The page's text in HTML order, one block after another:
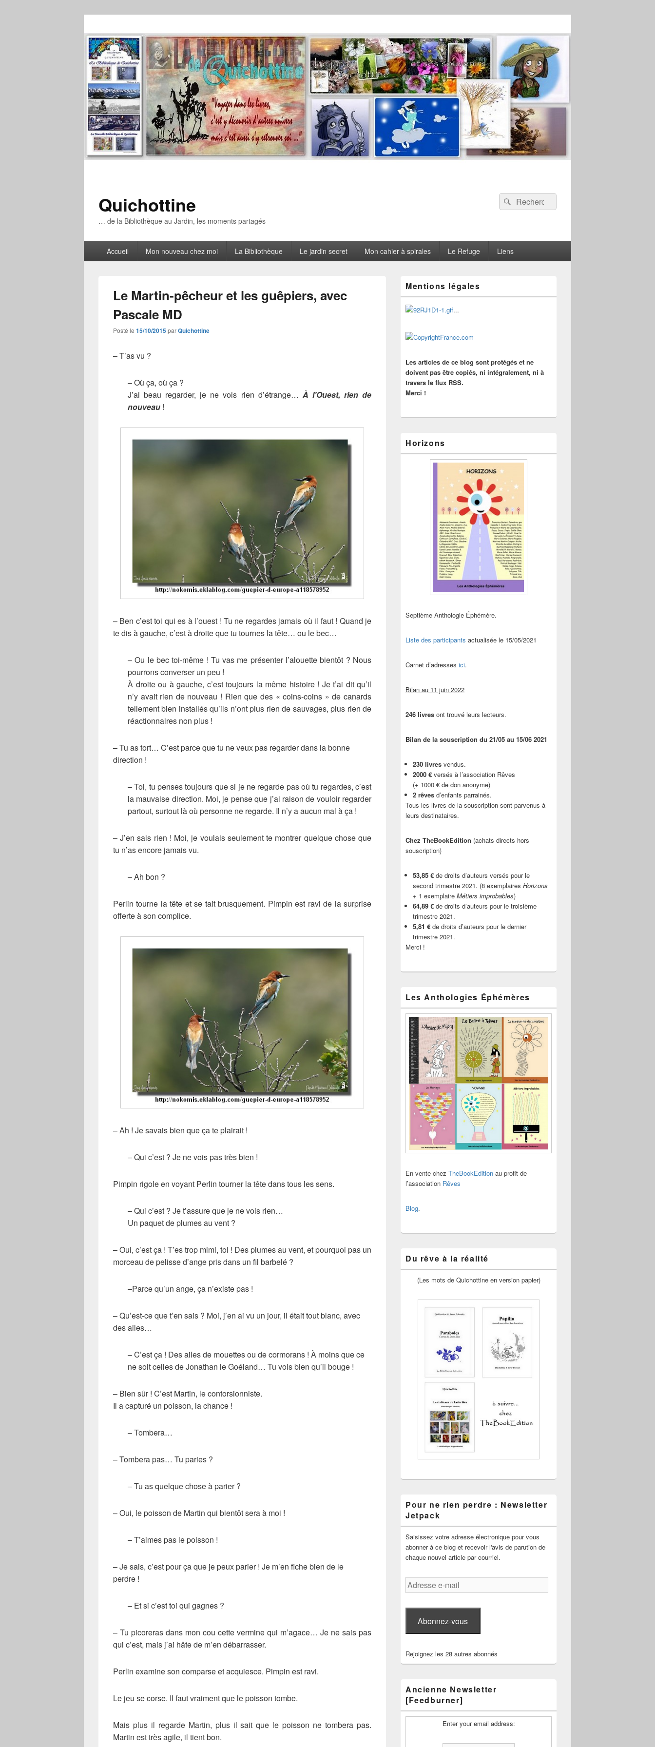
Quichottine
… de la Bibliothèque au Jardin, les moments partagés
Recherche :
Rechercher
principalAccueil Mon nouveau chez moi La Bibliothèque Le jardin secret Mon cahier à spirales Le Refuge Liens
Le Martin-pêcheur et les guêpiers, avec
Pascale MD
Posté le 15/10/2015parQuichottine
– T’as vu ?
– Où ça, où ça ?
J’ai beau regarder, je ne vois rien d’étrange… À l’Ouest, rien de
nouveau !
– Ben c’est toi qui es à l’ouest ! Tu ne regardes jamais où il faut ! Quand je
te dis à gauche, c’est à droite que tu tournes la tête… ou le bec…
– Ou le bec toi-même ! Tu vas me présenter l’alouette bientôt ? Nous
pourrons converser un peu !
À droite ou à gauche, c’est toujours la même histoire ! Je t’ai dit qu’il
n’y avait rien de nouveau ! Rien que des « coins-coins » de canards
tellement bien installés qu’ils n’ont plus rien de sauvages, plus rien de
réactionnaires non plus !
– Tu as tort… C’est parce que tu ne veux pas regarder dans la bonne
direction !
– Toi, tu penses toujours que si je ne regarde pas où tu regardes, c’est
la mauvaise direction. Moi, je pense que j’ai raison de vouloir regarder
partout, surtout là où personne ne regarde. Il n’y a aucun mal à ça !
– J’en sais rien ! Moi, je voulais seulement te montrer quelque chose que
tu n’as encore jamais vu.
– Ah bon ?
Perlin tourne la tête et se tait brusquement. Pimpin est ravi de la surprise
offerte à son complice.
– Ah ! Je savais bien que ça te plairait !
– Qui c’est ? Je ne vois pas très bien !
Pimpin rigole en voyant Perlin tourner la tête dans tous les sens.
– Qui c’est ? Je t’assure que je ne vois rien…
Un paquet de plumes au vent ?
– Oui, c’est ça ! T’es trop mimi, toi ! Des plumes au vent, et pourquoi pas un
morceau de pelisse d’ange pris dans un fil barbelé ?
–Parce qu’un ange, ça n’existe pas !
– Qu’est-ce que t’en sais ? Moi, j’en ai vu un jour, il était tout blanc, avec
des ailes…
– C’est ça ! Des ailes de mouettes ou de cormorans ! À moins que ce
ne soit celles de Jonathan le Goéland… Tu vois bien qu’il bouge !
– Bien sûr ! C’est Martin, le contorsionniste.
Il a capturé un poisson, la chance !
– Tombera…
– Tombera pas… Tu paries ?
– Tu as quelque chose à parier ?
– Oui, le poisson de Martin qui bientôt sera à moi !
– T’aimes pas le poisson !
– Je sais, c’est pour ça que je peux parier ! Je m’en fiche bien de le
perdre !
– Et si c’est toi qui gagnes ?
– Tu picoreras dans mon cou cette vermine qui m’agace… Je ne sais pas
qui c’est, mais j’ai hâte de m’en débarrasser.
Perlin examine son comparse et acquiesce. Pimpin est ravi.
Le jeu se corse. Il faut vraiment que le poisson tombe.
Mais plus il regarde Martin, plus il sait que le poisson ne tombera pas.
Martin est très agile, il tient bon.
principale
de
widget
pour
barre
latérale
Mentions légales
...
Les articles de ce blog sont protégés et ne
doivent pas être copiés, ni intégralement, ni à
travers le flux RSS.
Merci !
Horizons
Septième Anthologie Éphémère.
Liste des participants actualisée le 15/05/2021
Carnet d’adresses ici.
Bilan au 11 juin 2022
246 livres ont trouvé leurs lecteurs.
Bilan de la souscription du 21/05 au 15/06 2021
230 livres vendus.
2000 € versés à l’association Rêves
(+ 1000 € de don anonyme)
2 rêves d’enfants parrainés.
Tous les livres de la souscription sont parvenus à
leurs destinataires.
Chez TheBookEdition (achats directs hors
souscription)
53,85 € de droits d’auteurs versés pour le
second trimestre 2021. (8 exemplaires Horizons
+ 1 exemplaire Métiers improbables)
64,89 € de droits d’auteurs pour le troisième
trimestre 2021.
5,81 € de droits d’auteurs pour le dernier
trimestre 2021.
Merci !
Les Anthologies Éphémères
En vente chez TheBookEdition au profit de
l’association Rêves
Blog.
Du rêve à la réalité
(Les mots de Quichottine en version papier)
Pour ne rien perdre : Newsletter
Jetpack
Saisissez votre adresse électronique pour vous
abonner à ce blog et recevoir l'avis de parution de
chaque nouvel article par courriel.
Adresse
e-
Abonnez-vous
Rejoignez les 28 autres abonnés
Ancienne Newsletter
[Feedburner]
Enter your email address: